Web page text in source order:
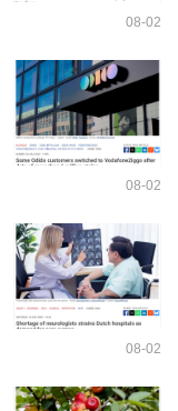
08-02
08-02
08-02